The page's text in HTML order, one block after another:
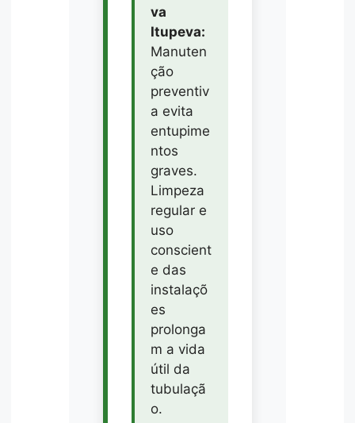
va
Itupeva:
Manuten
ção
preventiv
a evita
entupime
ntos
graves.
Limpeza
regular e
uso
conscient
e das
instalaçõ
es
prolonga
m a vida
útil da
tubulaçã
o.